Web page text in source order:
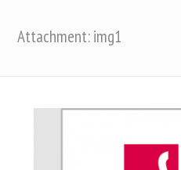
Attachment: img1